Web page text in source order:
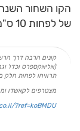
הקו השחור
של לפחות 10 ס"מ בחודש, וזה על סמך נתוני השנה שעברה)
קונים הרבה דרך
(אליאקספרס וכדו'
תרוויחו לפחות
מצטרפים לקאשדו
?ref=koBMDU